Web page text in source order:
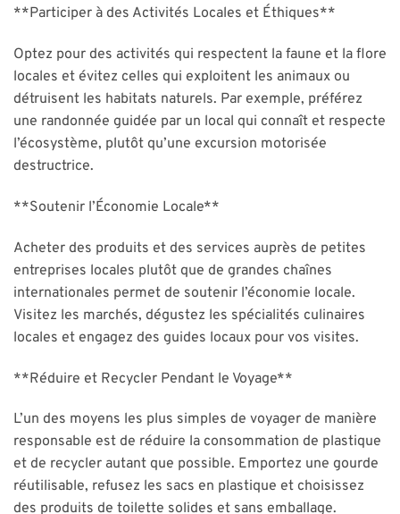
**Participer à des Activités Locales et Éthiques**
Optez pour des activités qui respectent la faune et la flore
locales et évitez celles qui exploitent les animaux ou
détruisent les habitats naturels. Par exemple, préférez
une randonnée guidée par un local qui connaît et respecte
l’écosystème, plutôt qu’une excursion motorisée
destructrice.
**Soutenir l’Économie Locale**
Acheter des produits et des services auprès de petites
entreprises locales plutôt que de grandes chaînes
internationales permet de soutenir l’économie locale.
Visitez les marchés, dégustez les spécialités culinaires
locales et engagez des guides locaux pour vos visites.
**Réduire et Recycler Pendant le Voyage**
L’un des moyens les plus simples de voyager de manière
responsable est de réduire la consommation de plastique
et de recycler autant que possible. Emportez une gourde
réutilisable, refusez les sacs en plastique et choisissez
des produits de toilette solides et sans emballage.